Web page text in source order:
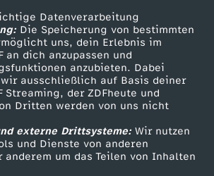
Datenverarbeitung
Die Speicherung von bestimmten
uns, dein Erlebnis im
an dich anzupassen und
anzubieten. Dabei
ausschließlich auf Basis deiner
Streaming, der ZDFheute und
Dritten werden von uns nicht
externe Drittsysteme:Wir nutzen
und Dienste von anderen
um das Teilen von Inhalten
Zuschauerservice
Hilfe